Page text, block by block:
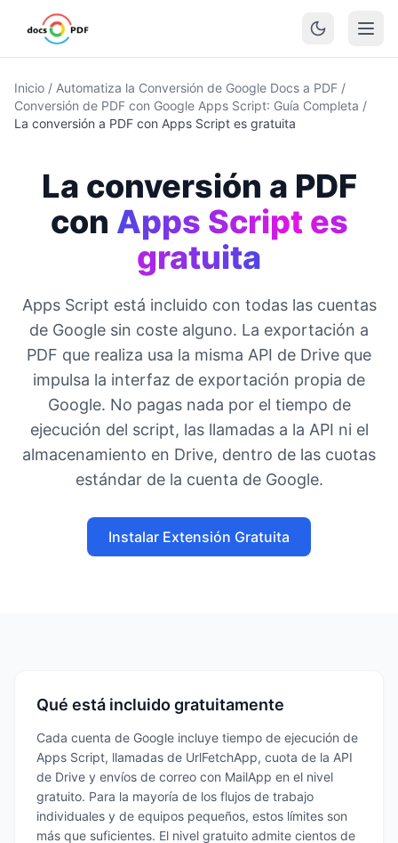
Inicio / Automatiza la Conversión de Google Docs a PDF /
Conversión de PDF con Google Apps Script: Guía Completa /
La conversión a PDF con Apps Script es gratuita
La conversión a PDF
con Apps Script es
gratuita
Apps Script está incluido con todas las cuentas
de Google sin coste alguno. La exportación a
PDF que realiza usa la misma API de Drive que
impulsa la interfaz de exportación propia de
Google. No pagas nada por el tiempo de
ejecución del script, las llamadas a la API ni el
almacenamiento en Drive, dentro de las cuotas
estándar de la cuenta de Google.
Instalar Extensión Gratuita
Qué está incluido gratuitamente
Cada cuenta de Google incluye tiempo de ejecución de
Apps Script, llamadas de UrlFetchApp, cuota de la API
de Drive y envíos de correo con MailApp en el nivel
gratuito. Para la mayoría de los flujos de trabajo
individuales y de equipos pequeños, estos límites son
más que suficientes. El nivel gratuito admite cientos de